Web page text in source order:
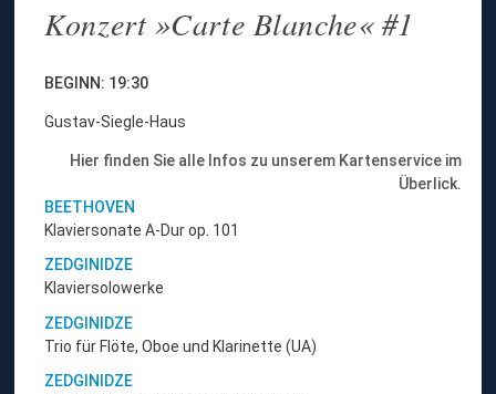
Konzert »Carte Blanche« #1
BEGINN: 19:30
Gustav-Siegle-Haus
Hier finden Sie alle Infos zu unserem Kartenservice im
Überlick.
BEETHOVEN
Klaviersonate A-Dur op. 101
ZEDGINIDZE
Klaviersolowerke
ZEDGINIDZE
Trio für Flöte, Oboe und Klarinette (UA)
ZEDGINIDZE